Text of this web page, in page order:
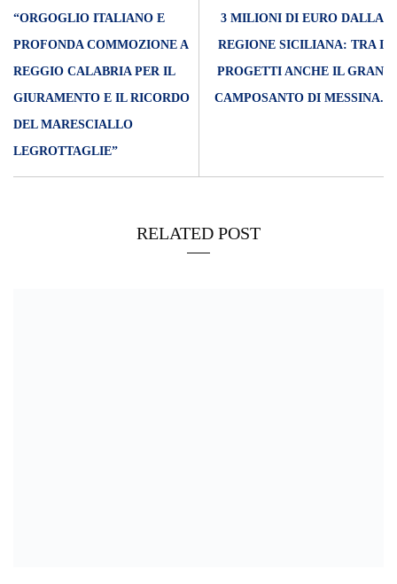
“ORGOGLIO ITALIANO E
PROFONDA COMMOZIONE A
REGGIO CALABRIA PER IL
GIURAMENTO E IL RICORDO
DEL MARESCIALLO
LEGROTTAGLIE”
3 MILIONI DI EURO DALLA
REGIONE SICILIANA: TRA I
PROGETTI ANCHE IL GRAN
CAMPOSANTO DI MESSINA.
RELATED POST